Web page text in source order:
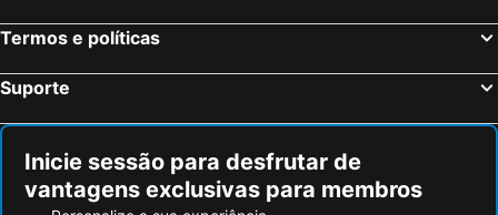
Termos e políticas
Suporte
Inicie sessão para desfrutar de
vantagens exclusivas para membros